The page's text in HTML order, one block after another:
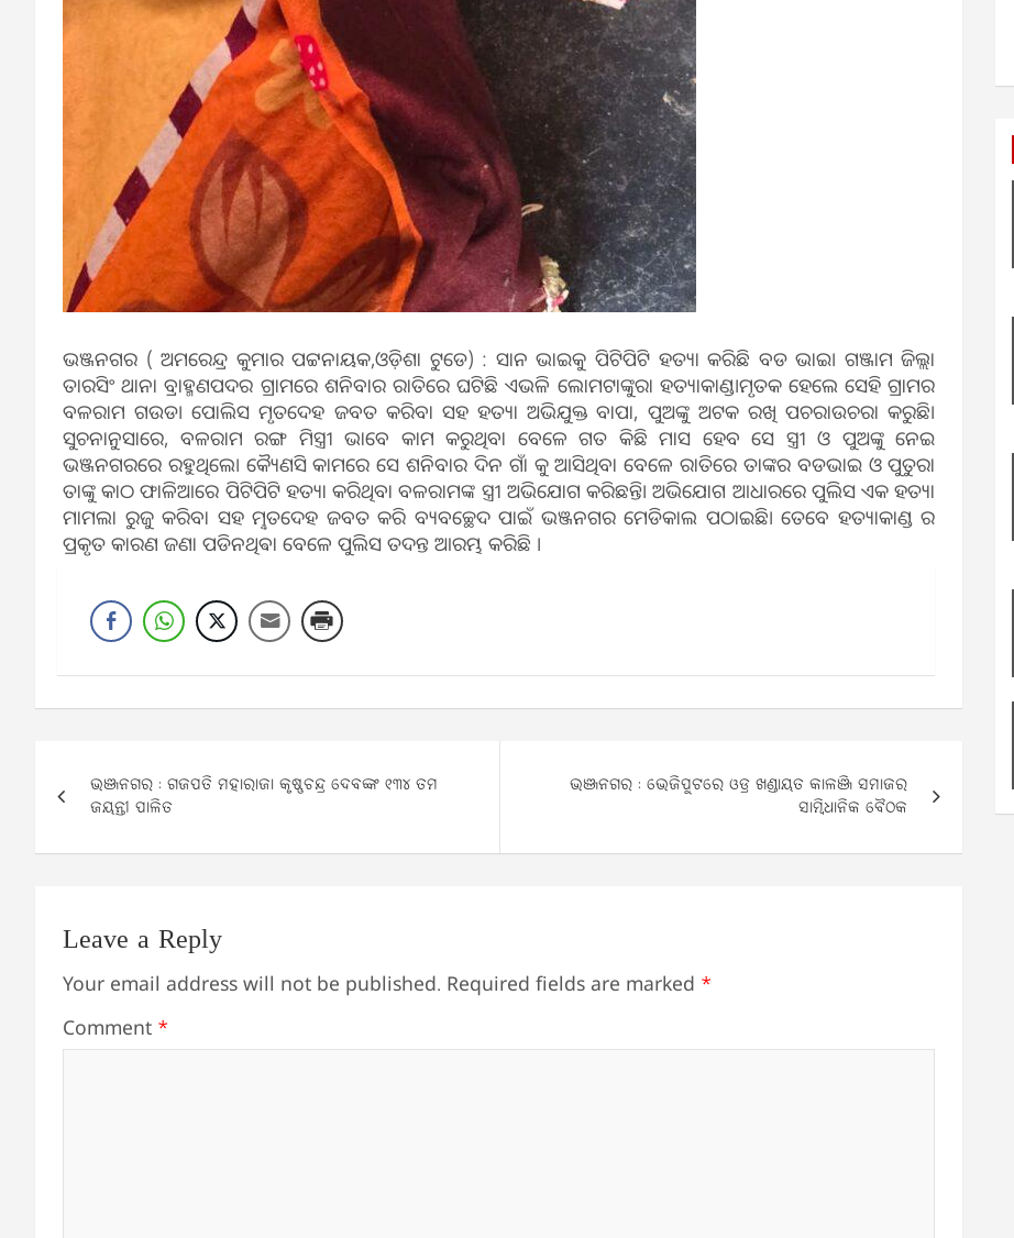
ଭଞ୍ଜନଗର ( ଅମରେନ୍ଦ୍ର କୁମାର ପଟ୍ଟନାୟକ,ଓଡ଼ିଶା ଟୁଡେ) : ସାନ ଭାଇକୁ ପିଟିପିଟି ହତ୍ୟା କରିଛି ବଡ ଭାଇ। ଗଞ୍ଜାମ ଜିଲ୍ଲା
ତାରସିଂ ଥାନା ବ୍ରାହ୍ମଣପଦର ଗ୍ରାମରେ ଶନିବାର ରାତିରେ ଘଟିଛି ଏଭଳି ଲୋମଟାଙ୍କୁରା ହତ୍ୟାକାଣ୍ଡ।ମୃତକ ହେଲେ ସେହି ଗ୍ରାମର
ବଳରାମ ଗଉଡ। ପୋଲିସ ମୃତଦେହ ଜବତ କରିବା ସହ ହତ୍ୟା ଅଭିଯୁକ୍ତ ବାପା, ପୁଅଙ୍କୁ ଅଟକ ରଖି ପଚରାଉଚରା କରୁଛି।
ସୁଚନାନୁସାରେ, ବଳରାମ ରଙ୍ଗ ମିସ୍ତ୍ରୀ ଭାବେ କାମ କରୁଥିବା ବେଳେ ଗତ କିଛି ମାସ ହେବ ସେ ସ୍ତ୍ରୀ ଓ ପୁଅଙ୍କୁ ନେଇ
ଭଞ୍ଜନଗରରେ ରହୁଥିଲେ। କ୍ୟୈଣସି କାମରେ ସେ ଶନିବାର ଦିନ ଗାଁ କୁ ଆସିଥିବା ବେଳେ ରାତିରେ ତାଙ୍କର ବଡଭାଇ ଓ ପୁତୁରା
ତାଙ୍କୁ କାଠ ଫାଳିଆରେ ପିଟିପିଟି ହତ୍ୟା କରିଥିବା ବଳରାମଙ୍କ ସ୍ତ୍ରୀ ଅଭିଯୋଗ କରିଛନ୍ତି। ଅଭିଯୋଗ ଆଧାରରେ ପୁଲିସ ଏକ ହତ୍ୟା
ମାମଲା ରୁଜୁ କରିବା ସହ ମୣତଦେହ ଜବତ କରି ବ୍ୟବଚ୍ଛେଦ ପାଇଁ ଭଞ୍ଜନଗର ମେଡିକାଲ ପଠାଇଛି। ତେବେ ହତ୍ୟାକାଣ୍ଡ ର
ପ୍ରକୃତ କାରଣ ଜଣା ପଡିନଥିଵା ବେଳେ ପୁଲିସ ତଦନ୍ତ ଆରମ୍ଭ କରିଛି ।
navigation
ଭଞ୍ଜନଗର : ଗଜପତି ମହାରାଜା କୃଷ୍ଣଚନ୍ଦ୍ର ଦେବଙ୍କ ୧୩୪ ତମ
ଜୟନ୍ତୀ ପାଳିତ
ଭଞ୍ଜନଗର : ଭେଜିପୁଟରେ ଓଡ୍ର ଖଣ୍ଡାୟତ କାଳଞ୍ଜି ସମାଜର
ସାମ୍ବିଧାନିକ ବୈଠକ
Leave a Reply
Your email address will not be published. Required fields are marked *
Comment *